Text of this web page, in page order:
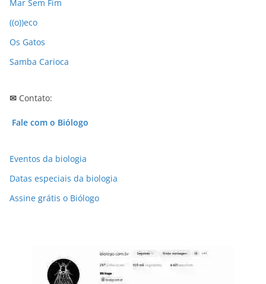
s
Mar Sem Fim
((o))eco
Os Gatos
Samba Carioca
✉ Contato:
Fale com o Biólogo
Eventos da biologia
Datas especiais da biologia
Assine grátis o Biólogo